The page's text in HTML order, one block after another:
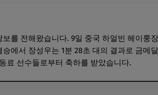
를 전해왔습니다. 9일 중국 하얼빈 헤이룽
에서 장성우는 1분 28초 대의 결과로 금메
료 선수들로부터 축하를 받았습니다.